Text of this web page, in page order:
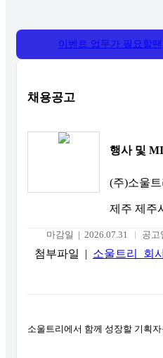
이벤트 업무가 필요할
채용공고
행사 및
(주)소울트
제주 제주
마감일 | 2026.07.31 공고
첨부파일 | 소울트리_회
소울트리에서 함께 성장할 기획